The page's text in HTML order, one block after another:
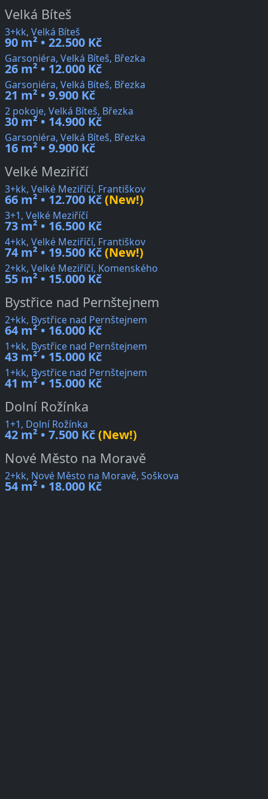
Velká Bíteš
3+kk, Velká Bíteš
90 m² • 22.500 Kč
Garsoniéra, Velká Bíteš, Březka
26 m² • 12.000 Kč
Garsoniéra, Velká Bíteš, Březka
21 m² • 9.900 Kč
2 pokoje, Velká Bíteš, Březka
30 m² • 14.900 Kč
Garsoniéra, Velká Bíteš, Březka
16 m² • 9.900 Kč
Velké Meziříčí
3+kk, Velké Meziříčí, Františkov
66 m² • 12.700 Kč(New!)
3+1, Velké Meziříčí
73 m² • 16.500 Kč
4+kk, Velké Meziříčí, Františkov
74 m² • 19.500 Kč(New!)
2+kk, Velké Meziříčí, Komenského
55 m² • 15.000 Kč
Bystřice nad Pernštejnem
2+kk, Bystřice nad Pernštejnem
64 m² • 16.000 Kč
1+kk, Bystřice nad Pernštejnem
43 m² • 15.000 Kč
1+kk, Bystřice nad Pernštejnem
41 m² • 15.000 Kč
Dolní Rožínka
1+1, Dolní Rožínka
42 m² • 7.500 Kč(New!)
Nové Město na Moravě
2+kk, Nové Město na Moravě, Soškova
54 m² • 18.000 Kč